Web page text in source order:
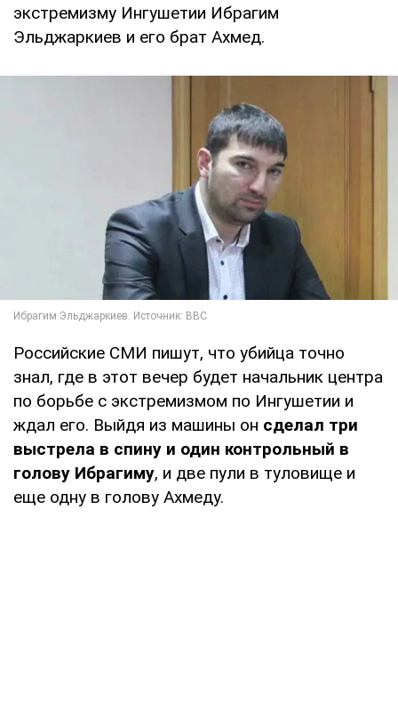
экстремизму Ингушетии Ибрагим
Эльджаркиев и его брат Ахмед.
Российские СМИ пишут, что убийца точно
знал, где в этот вечер будет начальник центра
по борьбе с экстремизмом по Ингушетии и
ждал его. Выйдя из машины он сделал три
выстрела в спину и один контрольный в
голову Ибрагиму, и две пули в туловище и
еще одну в голову Ахмеду.